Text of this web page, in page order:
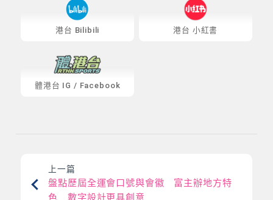
港台 Bilibili 港台 小紅書
體港台 IG / Facebook
上一篇
盤點歷屆全運會口號與會徽 富主辦地方特
色 數字設計更具創意